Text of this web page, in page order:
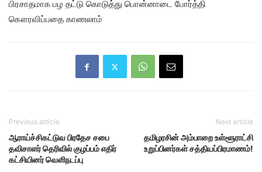
பிரசாதமாக பழ தட்டு கொடுத்து பொன்னாடை போர்த்தி
கௌரவிப்பதை காணலாம்
Previous article
ஆராய்ச்சிகட்டுவ பிரதேச சபை
தவிசாளர் தெரிவில் குழப்பம் எதிர்
கட்சியினர் வெளிநடப்பு
Next article
தமிழரசின் அம்பாறை உள்ளூராட்சி
உறுப்பினர்கள் சத்தியப்பிரமாணம்!